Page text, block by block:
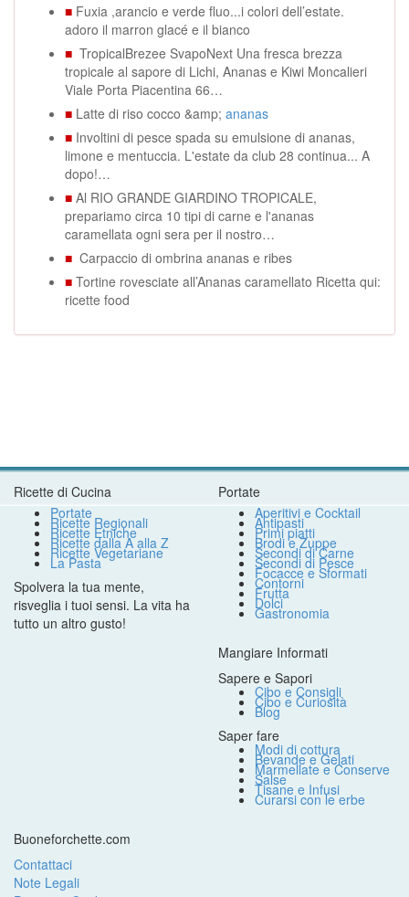
■ Fuxia ,arancio e verde fluo...i colori dell’estate.
adoro il marron glacé e il bianco
■ TropicalBrezee SvapoNext Una fresca brezza
tropicale al sapore di Lichi, Ananas e Kiwi Moncalieri
Viale Porta Piacentina 66…
■ Latte di riso cocco &amp; ananas
■ Involtini di pesce spada su emulsione di ananas,
limone e mentuccia. L'estate da club 28 continua... A
dopo!…
■ Al RIO GRANDE GIARDINO TROPICALE,
prepariamo circa 10 tipi di carne e l'ananas
caramellata ogni sera per il nostro…
■ Carpaccio di ombrina ananas e ribes
■ Tortine rovesciate all’Ananas caramellato Ricetta qui:
ricette food
Ricette di Cucina
Portate
Ricette Regionali
Ricette Etniche
Ricette dalla A alla Z
Ricette Vegetariane
La Pasta
Spolvera la tua mente,
risveglia i tuoi sensi. La vita ha
tutto un altro gusto!
Portate
Aperitivi e Cocktail
Antipasti
Primi piatti
Brodi e Zuppe
Secondi di Carne
Secondi di Pesce
Focacce e Sformati
Contorni
Frutta
Dolci
Gastronomia
Mangiare Informati
Sapere e Sapori
Cibo e Consigli
Cibo e Curiosità
Blog
Saper fare
Modi di cottura
Bevande e Gelati
Marmellate e Conserve
Salse
Tisane e Infusi
Curarsi con le erbe
Buoneforchette.com
Contattaci
Note Legali